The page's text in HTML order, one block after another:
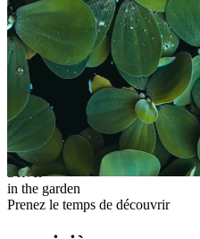
a river
in the garden
Prenez le temps de découvrir